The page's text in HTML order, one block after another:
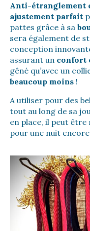
Anti-étranglement
ajustement parfait
pattes grâce à sa
sera également de
conception
assurant un confort
gêné qu’avec un
beaucoup moins !
A utiliser pour des
tout au long de sa
en place, il peut être
pour une nuit